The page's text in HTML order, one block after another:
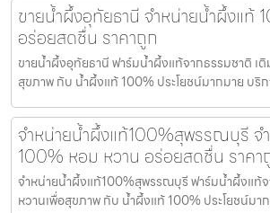
ขายน้ำผึ้งอุทัยธานี จำหน่ายน้ำผึ้งแท้
อร่อยสดชื่น ราคาถูก
ขายน้ำผึ้งอุทัยธานี ฟาร์มน้ำผึ้งแท้จากธรรมชาติ เ
สุขภาพ กับ น้ำผึ้งแท้ 100% ประโยชน์มากมาย บริ
จำหน่ายน้ำผึ้งแท้100%สุพรรณบุรี จ
100% หอม หวาน อร่อยสดชื่น ราคา
จำหน่ายน้ำผึ้งแท้100%สุพรรณบุรี ฟาร์มน้ำผึ้งแท้
หวานเพื่อสุขภาพ กับ น้ำผึ้งแท้ 100% ประโยชน์มา